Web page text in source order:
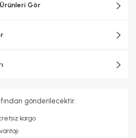
Gör
gönderilecektir.
kargo